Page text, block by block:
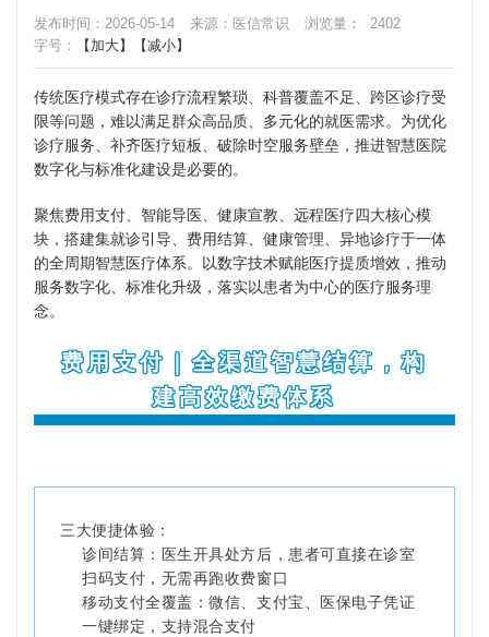
发布时间：2026-05-14 来源：医信常识 浏览量：
2402
字号：
【加大】 【减小】
传统医疗模式存在诊疗流程繁琐、科普覆盖不足、跨区诊疗受
限等问题，难以满足群众高品质、多元化的就医需求。为优化
诊疗服务、补齐医疗短板、破除时空服务壁垒，推进智慧医院
数字化与标准化建设是必要的。
聚焦费用支付、智能导医、健康宣教、远程医疗四大核心模
块，搭建集就诊引导、费用结算、健康管理、异地诊疗于一体
的全周期智慧医疗体系。以数字技术赋能医疗提质增效，推动
服务数字化、标准化升级，落实以患者为中心的医疗服务理
念。
费用支付｜全渠道智慧结算，构
建高效缴费体系
三大便捷体验：
诊间结算：医生开具处方后，患者可直接在诊室
扫码支付，无需再跑收费窗口
移动支付全覆盖：微信、支付宝、医保电子凭证
一键绑定，支持混合支付